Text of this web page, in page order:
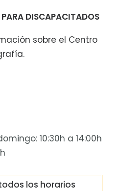
DISCAPACITADOS
sobre el Centro
.
10:30h a 14:00h
los horarios